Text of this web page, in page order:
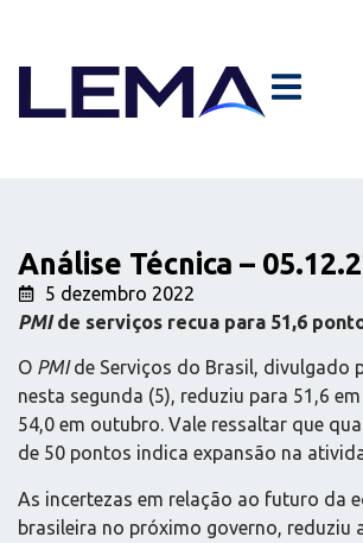
Análise Técnica –
5 dezembro 2022
PMIde serviços recua para 51,6
O PMIde Serviços do Brasil, divulgado
nesta segunda (5), reduziu para 51,6
54,0 em outubro. Vale ressaltar que
de 50 pontos indica expansão na
As incertezas em relação ao futuro da
brasileira no próximo governo, reduziu